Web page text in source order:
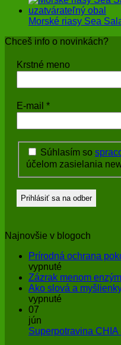
Morské riasy Sea
Chceš info o novinkách?
Krstné meno
E-mail *
Súhlasím so
účelom zasielania
Najnovšie v blogoch
Prírodná ochrana
vypnuté
Prírodná
ochrana
Zázrak menom
Ako slová a
vypnuté
a
07
jún
Superpotravina CHIA